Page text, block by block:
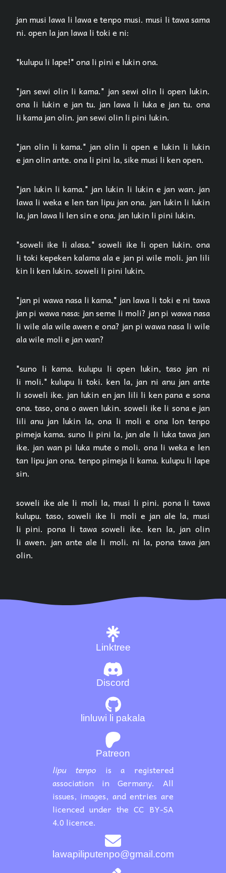
jan musi lawa li lawa e tenpo musi. musi li tawa sama
ni. open la jan lawa li toki e ni:
"kulupu li lape!" ona li pini e lukin ona.
"jan sewi olin li kama." jan sewi olin li open lukin.
ona li lukin e jan tu. jan lawa li luka e jan tu. ona
li kama jan olin. jan sewi olin li pini lukin.
"jan olin li kama." jan olin li open e lukin li lukin
e jan olin ante. ona li pini la, sike musi li ken open.
"jan lukin li kama." jan lukin li lukin e jan wan. jan
lawa li weka e len tan lipu jan ona. jan lukin li lukin
la, jan lawa li len sin e ona. jan lukin li pini lukin.
"soweli ike li alasa." soweli ike li open lukin. ona
li toki kepeken kalama ala e jan pi wile moli. jan lili
kin li ken lukin. soweli li pini lukin.
"jan pi wawa nasa li kama." jan lawa li toki e ni tawa
jan pi wawa nasa: jan seme li moli? jan pi wawa nasa
li wile ala wile awen e ona? jan pi wawa nasa li wile
ala wile moli e jan wan?
"suno li kama. kulupu li open lukin, taso jan ni
li moli." kulupu li toki. ken la, jan ni anu jan ante
li soweli ike. jan lukin en jan lili li ken pana e sona
ona. taso, ona o awen lukin. soweli ike li sona e jan
lili anu jan lukin la, ona li moli e ona lon tenpo
pimeja kama. suno li pini la, jan ale li luka tawa jan
ike. jan wan pi luka mute o moli. ona li weka e len
tan lipu jan ona. tenpo pimeja li kama. kulupu li lape
sin.
soweli ike ale li moli la, musi li pini. pona li tawa
kulupu. taso, soweli ike li moli e jan ale la, musi
li pini. pona li tawa soweli ike. ken la, jan olin
li awen. jan ante ale li moli. ni la, pona tawa jan
olin.
Discord
Linktree
Patreon
lawapiliputenpo@gmail.com
linluwi li pakala
lipu tenpo is a registered
association in Germany. All
issues, images, and entries are
licenced under the CC BY-SA
4.0 licence.